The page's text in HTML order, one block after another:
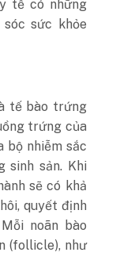
tế có những
sức khỏe
tế bào trứng
trứng của
bộ nhiễm sắc
sinh sản. Khi
sẽ có khả
quyết định
noãn bào
(follicle), như